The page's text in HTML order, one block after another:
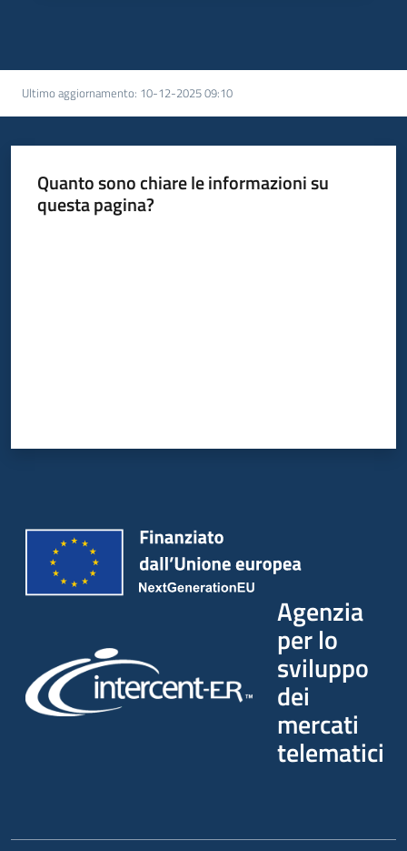
Ultimo aggiornamento: 10-12-2025 09:10
Quanto sono chiare le informazioni su
questa pagina?
Agenzia
per lo
sviluppo
dei
mercati
telematici